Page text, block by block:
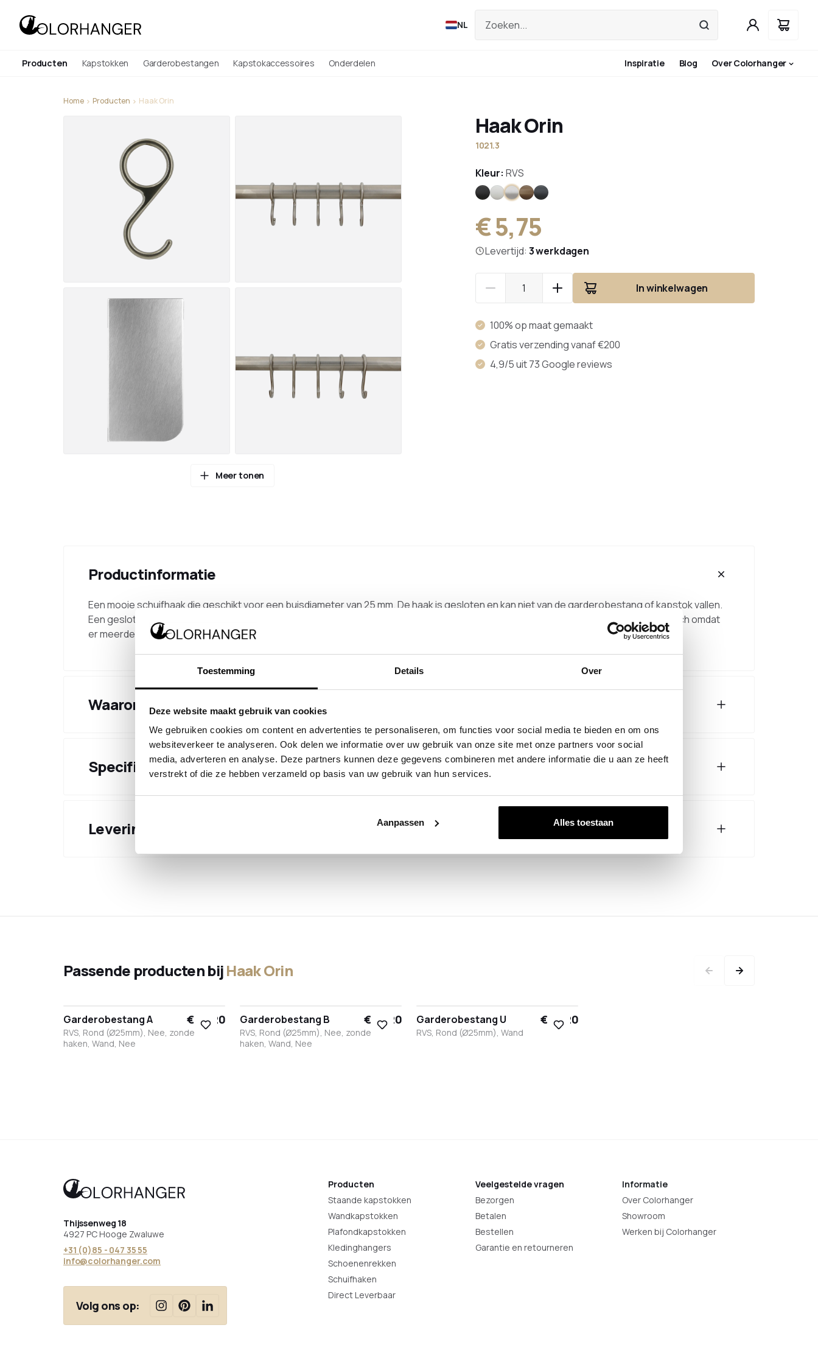
Toestemming Details Over
Deze website maakt gebruik van cookies
We gebruiken cookies om content en advertenties te personaliseren, om functies voor social media te bieden en om ons
websiteverkeer te analyseren. Ook delen we informatie over uw gebruik van onze site met onze partners voor social
media, adverteren en analyse. Deze partners kunnen deze gegevens combineren met andere informatie die u aan ze heeft
verstrekt of die ze hebben verzameld op basis van uw gebruik van hun services.
Aanpassen Alles toestaan
NL
Producten Kapstokken Garderobestangen Kapstokaccessoires Onderdelen Inspiratie Blog Over Colorhanger
Home Producten Haak Orin
Meer tonen
Haak Orin
1021.3
Kleur: RVS
Zwart
WitRVSBronsAntraciet
€ 5,75
Levertijd: 3 werkdagen
In winkelwagen
100% op maat gemaakt
Gratis verzending vanaf €200
4,9/5 uit 73 Google reviews
Productinformatie
Een mooie schuifhaak die geschikt voor een buisdiameter van 25 mm. De haak is gesloten en kan niet van de garderobestang of kapstok vallen.
Een gesloten schuifhaak moet geplaatst worden voordat de garderobestang of kapstok gemonteerd wordt. Schuifhaken zijn praktisch omdat
er meerdere jassen opgehangen kunnen worden aan 1 haak hierdoor is het een ideale aanvulling op de kapstok.
Waarom kiezen voor dit product
Specificaties
Levering & verzending
Passende producten bijHaak Orin
Garderobestang A € 29,20
RVS, Rond (Ø25mm), Nee, zonder
haken, Wand, Nee
Garderobestang B € 27,20
RVS, Rond (Ø25mm), Nee, zonder
haken, Wand, Nee
Garderobestang U € 27,20
RVS, Rond (Ø25mm), Wand
Thijssenweg 18
4927 PC Hooge Zwaluwe
+31 (0)85 - 047 35 55
info@colorhanger.com
Volg ons op:
Producten
Staande kapstokken
Wandkapstokken
Plafondkapstokken
Kledinghangers
Schoenenrekken
Schuifhaken
Direct Leverbaar
Veelgestelde vragen
Bezorgen
Betalen
Bestellen
Garantie en retourneren
Informatie
Over Colorhanger
Showroom
Werken bij Colorhanger